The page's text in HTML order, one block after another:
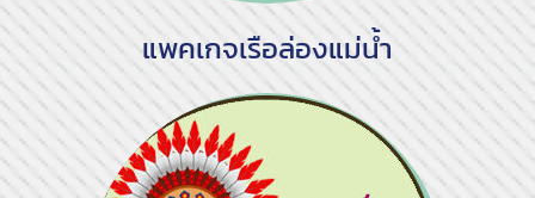
แพคเกจเรือล่องแม่น้ำ